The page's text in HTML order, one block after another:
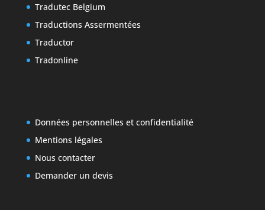
Tradutec Belgium
Traductions Assermentées
Traductor
Tradonline
Données personnelles et confidentialité
Mentions légales
Nous contacter
Demander un devis